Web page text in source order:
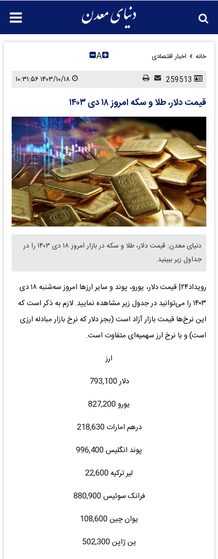
خانه اخبار اقتصادی A
قیمت دلار، طلا و سکه امروز ۱۸ دی ۱۴۰۳
دنیای معدن: قیمت دلار، طلا و سکه در بازار امروز ۱۸ دی ۱۴۰۳ را در
جداول زیر ببینید.
رویداد۲۴| قیمت دلار، یورو، پوند و سایر ارز‌ها امروز سه‌شنبه ۱۸ دی
۱۴۰۳ را می‌توانید در جدول زیر مشاهده نمایید. لازم به ذکر است که
این نرخ‌ها قیمت بازار آزاد است (بجز دلار که نرخ بازار مبادله ارزی
است) و با نرخ ارز سهمیه‌ای متفاوت است.
ارز
دلار 793,100
یورو 827,200
درهم امارات 218,630
پوند انگلیس 996,400
لیر ترکیه 22,600
فرانک سوئیس 880,900
یوان چین 108,600
ین ژاپن 502,300